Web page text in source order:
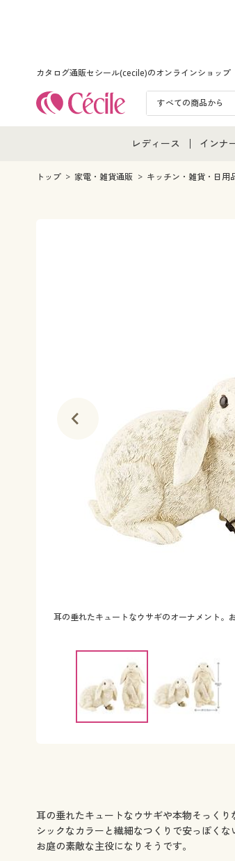
カタログ通販セシール(cecile)のオンラインショップ
レディース
レディース通販すべて
インナ
インナ
トップ 家電・雑貨通販 キッチン・雑貨・日用
耳の垂れたキュートなウサギのオーナメント。
耳の垂れたキュートなウサギや本物そっくり
シックなカラーと繊細なつくりで安っぽくな
お庭の素敵な主役になりそうです。